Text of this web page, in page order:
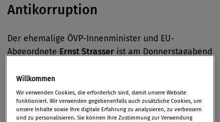
Antikorruption
Der ehemalige ÖVP-Innenminister und EU-
Abgeordnete Ernst Strasser ist am Donnerstagabend
erneut schuldig gesprochen worden.
Online)
Chinawill künftig ohne Ansehen der Person gegen
Willkommen
Wir verwenden Cookies, die erforderlich sind, damit unsere Website
funktioniert. Wir verwenden gegebenenfalls auch zusätzliche Cookies, um
unsere Inhalte sowie Ihre digitale Erfahrung zu analysieren, zu verbessern
und zu personalisieren. Sie können Ihre Zustimmung zur Verwendung